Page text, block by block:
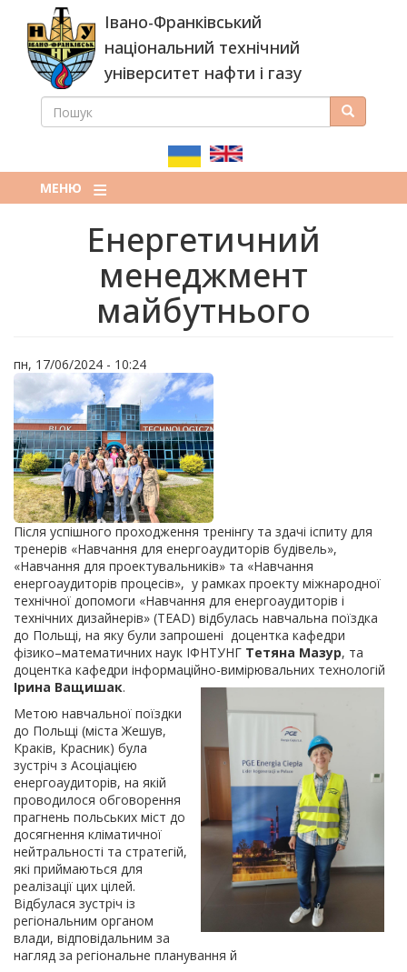
основного
вмісту
Івано-Франківський
національний технічний
університет нафти і газу
ПОШУКОВА
ПОШУК Пошук
МЕНЮ
Енергетичний
менеджмент
майбутнього
пн, 17/06/2024 - 10:24
Після успішного проходження тренінгу та здачі іспиту для
тренерів «Навчання для енергоаудиторів будівель»,
«Навчання для проектувальників» та «Навчання
енергоаудиторів процесів», у рамках проекту міжнародної
технічної допомоги «Навчання для енергоаудиторів і
технічних дизайнерів» (TEAD) відбулась навчальна поїздка
до Польщі, на яку були запрошені доцентка кафедри
фізико–математичних наук ІФНТУНГ Тетяна Мазур, та
доцентка кафедри інформаційно-вимірювальних технологій
Ірина Ващишак.
Метою навчальної поїздки
до Польщі (міста Жешув,
Краків, Красник) була
зустріч з Асоціацією
енергоаудиторів, на якій
проводилося обговорення
прагнень польських міст до
досягнення кліматичної
нейтральності та стратегій,
які приймаються для
реалізації цих цілей.
Відбулася зустріч із
регіональним органом
влади, відповідальним за
нагляд за регіональне планування й